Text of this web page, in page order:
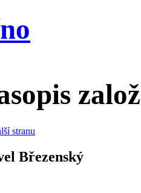
stranu
Březenský